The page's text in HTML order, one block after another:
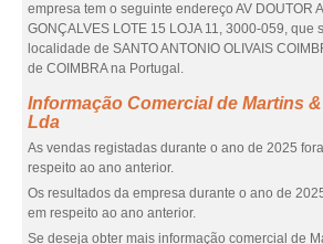
empresa tem o seguinte endereço AV DOUTOR
GONÇALVES LOTE 15 LOJA 11, 3000-059, que
localidade de SANTO ANTONIO OLIVAIS
de COIMBRA na Portugal.
Informação Comercial de Martins
Lda
As vendas registadas durante o ano de 2025
respeito ao ano anterior.
Os resultados da empresa durante o ano de
em respeito ao ano anterior.
Se deseja obter mais informação comercial de